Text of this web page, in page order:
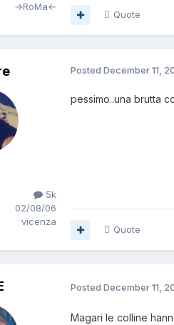
→RoMa←
Quote
5k
02/08/06
vicenza
Posted December 11,
pessimo..una brutta
Quote
Posted December 11,
Magari le colline